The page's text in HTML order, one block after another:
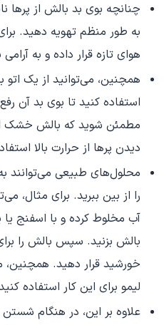
چنانچه بوی بد بالش از پرها
به طور منظم تهویه دهید.
هوای تازه قرار داده و به آرامی
همچنین، می‌توانید از یک اتو
استفاده کنید تا بوی بد آن
مطمئن شوید که بالش خشک
دیدن پرها از حرارت بالا
محلول‌های طبیعی می‌توانند
را از بین ببرید. برای مثال،
آب مخلوط کرده و با اسفنج یا
بالش بزنید. سپس بالش را
خورشید قرار دهید. همچنین،
لیمو برای این کار استفاده
علاوه بر این، در هنگام